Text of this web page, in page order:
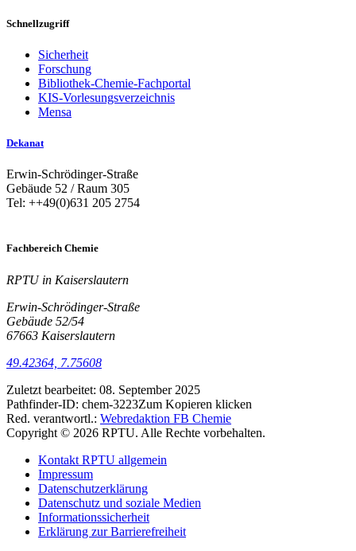
Schnellzugriff
Sicherheit
Forschung
Bibliothek-Chemie-Fachportal
KIS-Vorlesungsverzeichnis
Mensa
Dekanat
Erwin-Schrödinger-Straße
Gebäude 52 / Raum 305
Tel: ++49(0)631 205 2754
Fachbereich Chemie
RPTU in Kaiserslautern
Erwin-Schrödinger-Straße
Gebäude 52/54
67663 Kaiserslautern
49.42364, 7.75608
Zuletzt bearbeitet: 08. September 2025
Pathfinder-ID: chem-3223Zum Kopieren klicken
Red. verantwortl.: Webredaktion FB Chemie
Copyright © 2026 RPTU. Alle Rechte vorbehalten.
Kontakt RPTU allgemein
Impressum
Datenschutzerklärung
Datenschutz und soziale Medien
Informationssicherheit
Erklärung zur Barrierefreiheit